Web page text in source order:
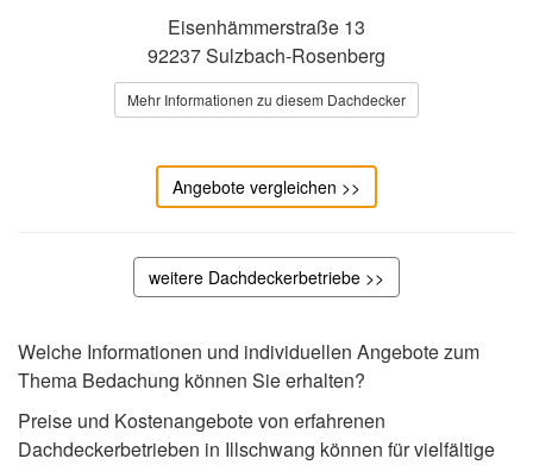
Eisenhämmerstraße 13
92237 Sulzbach-Rosenberg
Mehr Informationen zu diesem Dachdecker
Angebote vergleichen >>
weitere Dachdeckerbetriebe >>
Welche Informationen und individuellen Angebote zum
Thema Bedachung können Sie erhalten?
Preise und Kostenangebote von erfahrenen
Dachdeckerbetrieben in Illschwang können für vielfältige